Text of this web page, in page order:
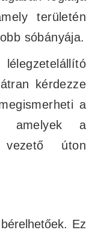
területén
sóbányája.
kérdezze
a
amelyek a
vezető úton
Ez